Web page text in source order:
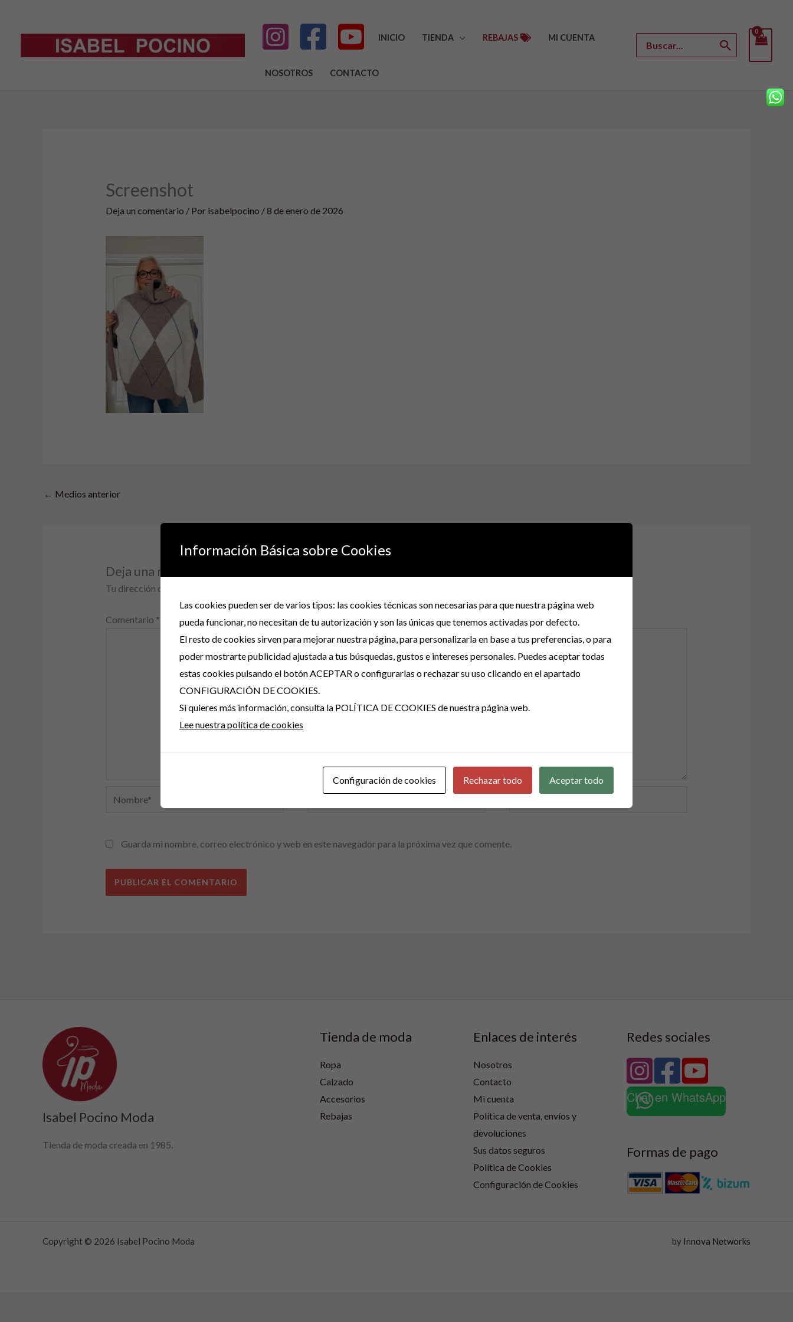
INICIO TIENDA REBAJAS MI CUENTA
NOSOTROS CONTACTO
por:
Screenshot
Deja un comentario / Por isabelpocino /8 de enero de 2026
← Medios anterior
Deja una respuesta
Tu dirección de correo electrónico no será publicada.
Comentario *
Nombre*
Correo
electrónico*
Web
Guarda mi nombre, correo electrónico y web en este navegador para la próxima vez que comente.
Isabel Pocino Moda
Tienda de moda creada en 1985.
Tienda de moda
Ropa
Calzado
Accesorios
Rebajas
Enlaces de interés
Nosotros
Contacto
Mi cuenta
Política de venta, envíos y
devoluciones
Sus datos seguros
Política de Cookies
Configuración de Cookies
Redes sociales
Chat en WhatsApp
Formas de pago
Copyright © 2026 Isabel Pocino Moda by Innova Networks
Información Básica sobre Cookies
Las cookies pueden ser de varios tipos: las cookies técnicas son necesarias para que nuestra página web
pueda funcionar, no necesitan de tu autorización y son las únicas que tenemos activadas por defecto.
El resto de cookies sirven para mejorar nuestra página, para personalizarla en base a tus preferencias, o para
poder mostrarte publicidad ajustada a tus búsquedas, gustos e intereses personales. Puedes aceptar todas
estas cookies pulsando el botón ACEPTAR o configurarlas o rechazar su uso clicando en el apartado
CONFIGURACIÓN DE COOKIES.
Si quieres más información, consulta la POLÍTICA DE COOKIES de nuestra página web.
Lee nuestra política de cookies
Configuración de cookies Rechazar todo Aceptar todo